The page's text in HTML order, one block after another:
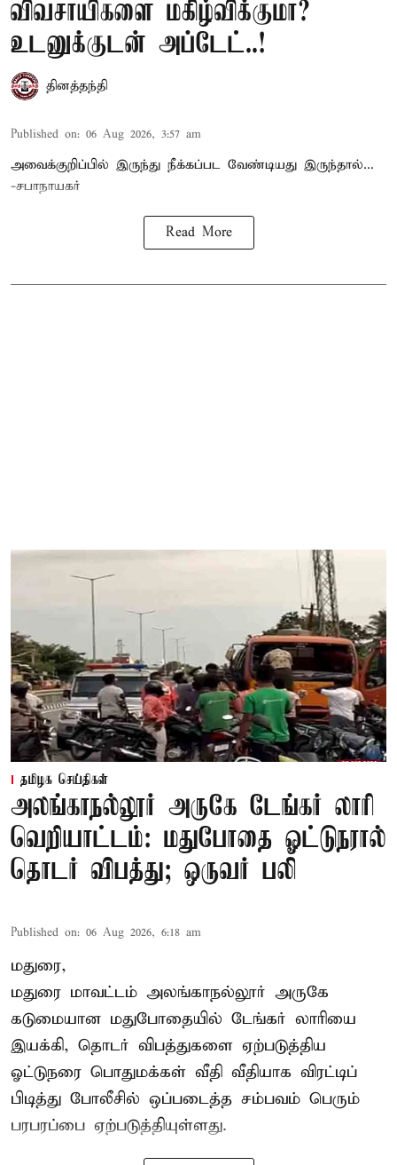
விவசாயிகளை மகிழ்விக்குமா?
உடனுக்குடன் அப்டேட்..!
தினத்தந்தி
Published on: 06 Aug 2026, 3:57 am
அவைக்குறிப்பில் இருந்து நீக்கப்பட வேண்டியது இருந்தால்...
-சபாநாயகர்
Read More
தமிழக செய்திகள்
அலங்காநல்லூர் அருகே டேங்கர் லாரி
வெறியாட்டம்: மதுபோதை ஓட்டுநரால்
தொடர் விபத்து; ஒருவர் பலி
Published on: 06 Aug 2026, 6:18 am
மதுரை,
மதுரை மாவட்டம் அலங்காநல்லூர் அருகே
கடுமையான மதுபோதையில் டேங்கர் லாரியை
இயக்கி, தொடர் விபத்துகளை ஏற்படுத்திய
ஓட்டுநரை பொதுமக்கள் வீதி வீதியாக விரட்டிப்
பிடித்து போலீசில் ஒப்படைத்த சம்பவம் பெரும்
பரபரப்பை ஏற்படுத்தியுள்ளது.